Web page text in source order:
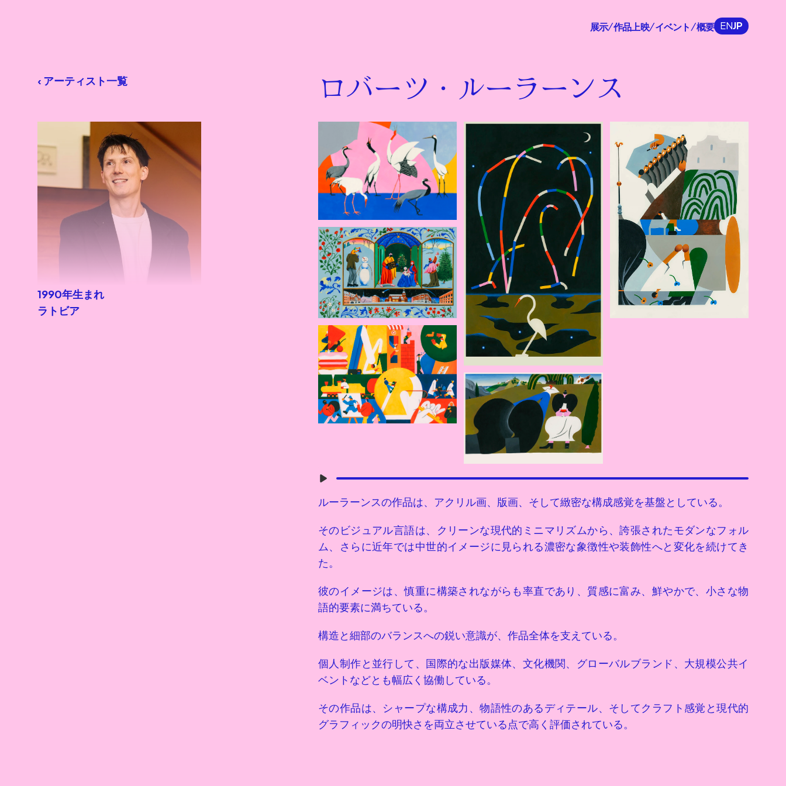
展示/作品上映/イベント /概要 JP
EN
‹ アーティスト一覧 ロバーツ・ルーラーンス
1990年生まれ
ラトビア
ルーラーンスの作品は、アクリル画、版画、そして緻密な構成感覚を基盤としている。
そのビジュアル言語は、クリーンな現代的ミニマリズムから、誇張されたモダンなフォル
ム、さらに近年では中世的イメージに見られる濃密な象徴性や装飾性へと変化を続けてき
た。
彼のイメージは、慎重に構築されながらも率直であり、質感に富み、鮮やかで、小さな物
語的要素に満ちている。
構造と細部のバランスへの鋭い意識が、作品全体を支えている。
個人制作と並行して、国際的な出版媒体、文化機関、グローバルブランド、大規模公共イ
ベントなどとも幅広く協働している。
その作品は、シャープな構成力、物語性のあるディテール、そしてクラフト感覚と現代的
グラフィックの明快さを両立させている点で高く評価されている。